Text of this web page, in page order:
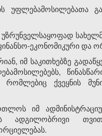
ეკონომიკური და
იმ საკითხებზე
ქვეყნის
იმ
ადგილობრივი